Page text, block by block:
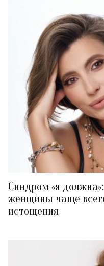
Синдром «я
женщины чаще
истощения